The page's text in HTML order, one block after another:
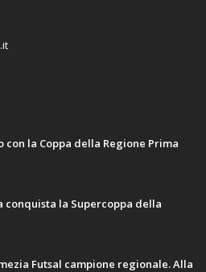
la Coppa della Regione Prima
conquista la Supercoppa della
Futsal campione regionale. Alla